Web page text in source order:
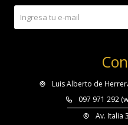
Luis Alberto de
097 971 292
Av. Italia